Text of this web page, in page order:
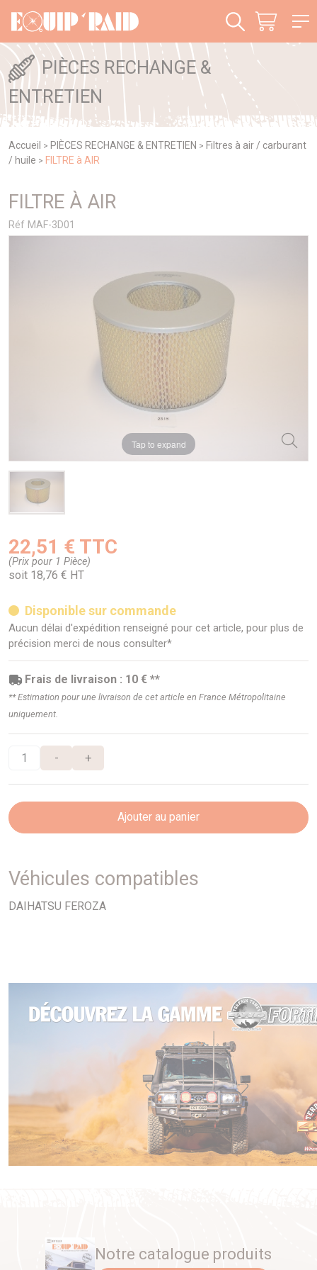
PIÈCES RECHANGE &
ENTRETIEN
Accueil > PIÈCES RECHANGE & ENTRETIEN > Filtres à air / carburant
/ huile > FILTRE à AIR
FILTRE À AIR
Réf MAF-3D01
Tap to expand
22,51 € TTC
(Prix pour 1 Pièce)
soit 18,76 € HT
Disponible sur commande
Aucun délai d'expédition renseigné pour cet article, pour plus de
précision merci de nous consulter*
Frais de livraison : 10 € **
** Estimation pour une livraison de cet article en France Métropolitaine
uniquement.
- +
Ajouter au panier
Véhicules compatibles
DAIHATSU FEROZA
Notre catalogue produits
Panneau de gestion des cookies